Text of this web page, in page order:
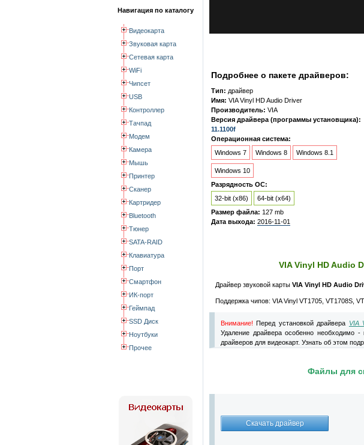
Навигация по каталогу
Видеокарта
Звуковая карта
Сетевая карта
WiFi
Чипсет
USB
Контроллер
Тачпад
Модем
Камера
Мышь
Принтер
Сканер
Картридер
Bluetooth
Тюнер
SATA-RAID
Клавиатура
Порт
Смартфон
ИК-порт
Геймпад
SSD Диск
Ноутбуки
Прочее
Подробнее о пакете драйверов:
Тип: драйвер
Имя: VIA Vinyl HD Audio Driver
Производитель: VIA
Версия драйвера (программы установщика):
11.1100f
Операционная система:
Windows 7
Windows 8 Windows 8.1
Windows 10
Разрядность ОС:
32-bit (x86)
64-bit (x64)
Размер файла: 127 mb
Дата выхода: 2016-11-01
VIA Vinyl HD Audio
Драйвер звуковой карты VIA Vinyl HD Audio
Поддержка чипов: VIA Vinyl VT1705, VT1708S,
Внимание! Перед установкой драйвера VIA
Удаление драйвера особенно необходимо
драйверов для видеокарт. Узнать об этом
Файлы для